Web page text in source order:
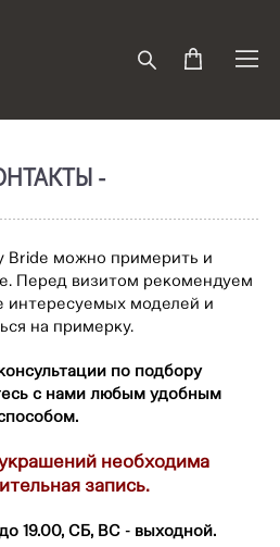
-
Bride можно примерить и
Перед визитом рекомендуем
интересуемых моделей и
на примерку.
по подбору
с нами любым удобным
необходима
запись.
19.00, СБ, ВС - выходной.